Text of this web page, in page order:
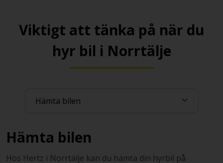
Viktigt att tänka på när du
hyr bil i Norrtälje
Hämta bilen
Hos Hertz i Norrtälje kan du hämta din hyrbil på